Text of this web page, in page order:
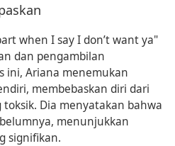
when I say I don’t want ya"
dan pengambilan
ini, Ariana menemukan
membebaskan diri dari
Dia menyatakan bahwa
menunjukkan
signifikan.